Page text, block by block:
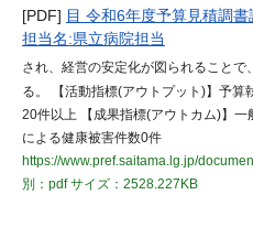
[PDF] 目 令和6年度予算見積調
担当名:県立病院担当
され、経営の安定化が図られること
る。 【活動指標(アウトプット)】予算
20件以上 【成果指標(アウトカム)】
による健康被害件数0件
https://www.pref.saitama.lg.jp/
別：pdfサイズ：2528.227KB